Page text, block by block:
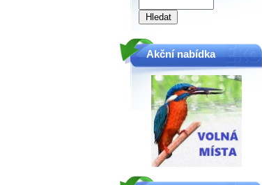
Akční nabídka